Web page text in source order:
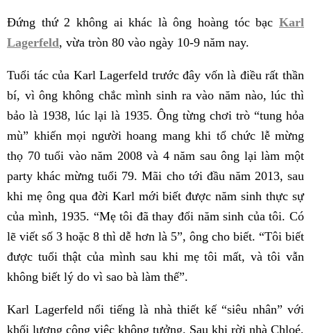
Đứng thứ 2 không ai khác là ông hoàng tóc bạc Karl
Lagerfeld, vừa tròn 80 vào ngày 10-9 năm nay.
Tuổi tác của Karl Lagerfeld trước đây vốn là điều rất thần
bí, vì ông không chắc mình sinh ra vào năm nào, lúc thì
bảo là 1938, lúc lại là 1935. Ông từng chơi trò “tung hỏa
mù” khiến mọi người hoang mang khi tổ chức lễ mừng
thọ 70 tuổi vào năm 2008 và 4 năm sau ông lại làm một
party khác mừng tuổi 79. Mãi cho tới đầu năm 2013, sau
khi mẹ ông qua đời Karl mới biết được năm sinh thực sự
của mình, 1935. “Mẹ tôi đã thay đổi năm sinh của tôi. Có
lẽ viết số 3 hoặc 8 thì dễ hơn là 5”, ông cho biết. “Tôi biết
được tuổi thật của mình sau khi mẹ tôi mất, và tôi vẫn
không biết lý do vì sao bà làm thế”.
Karl Lagerfeld nổi tiếng là nhà thiết kế “siêu nhân” với
khối lượng công việc không tưởng. Sau khi rời nhà Chloé,